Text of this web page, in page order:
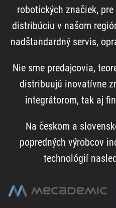
robotických značiek,
distribúciu v našom
nadštandardný servis,
Nie sme predajcovia,
distribuujú inovatívne
integrátorom, tak aj
Na českom a
popredných výrobcov
technológií